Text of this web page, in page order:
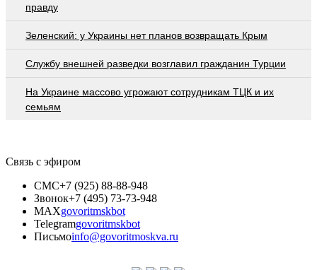
прaвду
Зеленский: у Украины нет планов возвращать Крым
Службу внешней разведки возглавил гражданин Турции
На Украине массово угрожают сотрудникам ТЦК и их
семьям
Связь с эфиром
СМС+7 (925) 88-88-948
Звонок+7 (495) 73-73-948
MAXgovoritmskbot
Telegramgovoritmskbot
Письмоinfo@govoritmoskva.ru